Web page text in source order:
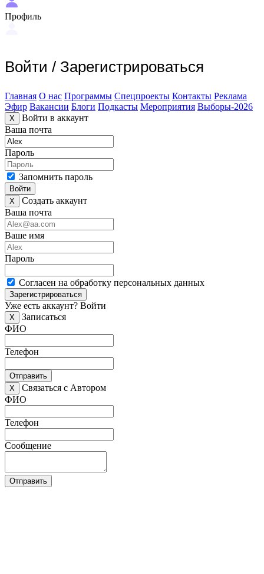
Профиль
Войти / Зарегистрироваться
Главная О нас Программы Спецпроекты Контакты Реклама
Эфир Вакансии Блоги Подкасты Мероприятия Выборы-2026
X
Войти в аккаунт
Ваша почта
Пароль
Запомнить пароль
Войти
X
Создать аккаунт
Ваша почта
Ваше имя
Пароль
Согласен на обработку персональных данных
Зарегистрироваться
Уже есть аккаунт? Войти
X
Записаться
ФИО
Телефон
Отправить
X
Связаться с Автором
ФИО
Телефон
Сообщение
Отправить